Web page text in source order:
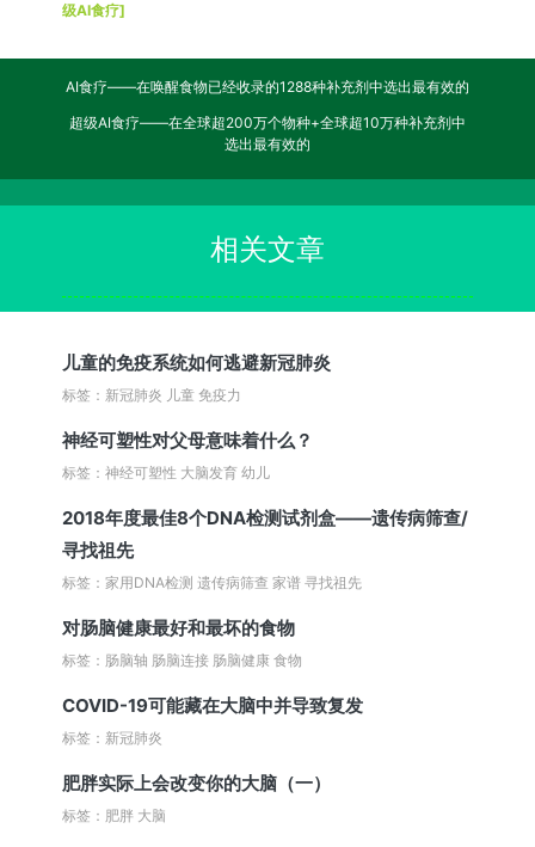
级AI食疗]
AI食疗——在唤醒食物已经收录的1288种补充剂中选出最有效的
超级AI食疗——在全球超200万个物种+全球超10万种补充剂中
选出最有效的
相关文章
儿童的免疫系统如何逃避新冠肺炎
标签：新冠肺炎 儿童 免疫力
神经可塑性对父母意味着什么？
标签：神经可塑性 大脑发育 幼儿
2018年度最佳8个DNA检测试剂盒——遗传病筛查/
寻找祖先
标签：家用DNA检测 遗传病筛查 家谱 寻找祖先
对肠脑健康最好和最坏的食物
标签：肠脑轴 肠脑连接 肠脑健康 食物
COVID-19可能藏在大脑中并导致复发
标签：新冠肺炎
肥胖实际上会改变你的大脑（一）
标签：肥胖 大脑